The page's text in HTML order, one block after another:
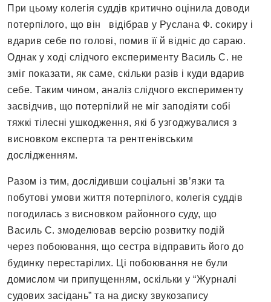
При цьому колегія суддів критично оцінила доводи
потерпілого, що він відібрав у Руслана Ф. сокиру і
вдарив себе по голові, помив її й відніс до сараю.
Однак у ході слідчого експерименту Василь С. не
зміг показати, як саме, скільки разів і куди вдарив
себе. Таким чином, аналіз слідчого експерименту
засвідчив, що потерпілий не міг заподіяти собі
тяжкі тілесні ушкодження, які б узгоджувалися з
висновком експерта та рентгенівським
дослідженням.
Разом із тим, дослідивши соціальні зв’язки та
побутові умови життя потерпілого, колегія суддів
погодилась з висновком районного суду, що
Василь С. змоделював версію розвитку подій
через побоювання, що сестра відправить його до
будинку перестарілих. Ці побоювання не були
домислом чи припущенням, оскільки у “Журналі
судових засідань” та на диску звукозапису